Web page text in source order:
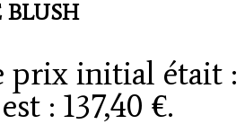
prix initial était :
: 137,40 €.